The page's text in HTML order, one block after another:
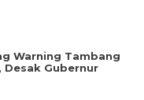
Warning Tambang
Desak Gubernur